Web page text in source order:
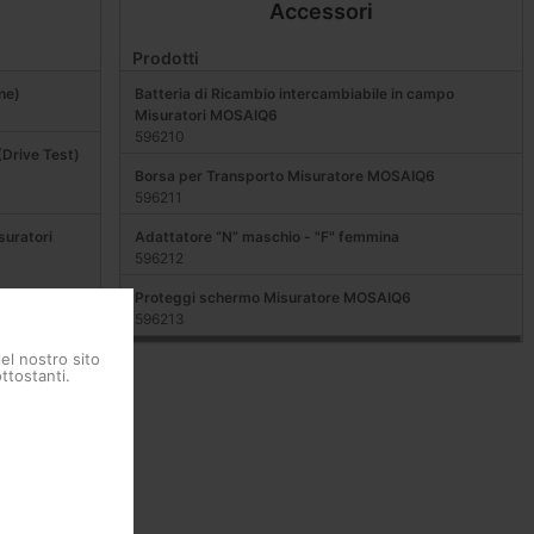
Test)
Accessori
Prodotti
Batteria di Ricambio intercambiabile in campo
Misuratori MOSAIQ6
596210
Borsa per Transporto Misuratore MOSAIQ6
596211
Adattatore “N” maschio - "F" femmina
596212
Proteggi schermo Misuratore MOSAIQ6
596213
nostro sito